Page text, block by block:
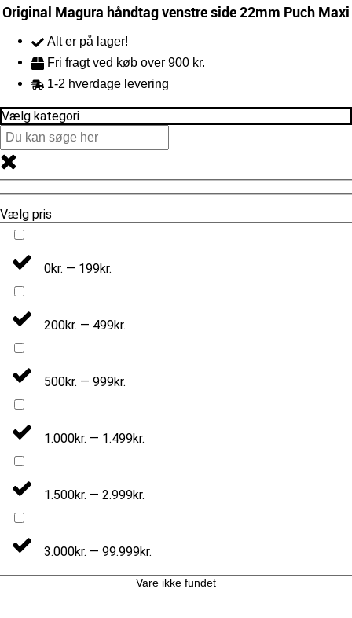
Original Magura håndtag venstre side 22mm Puch Maxi
Alt er på lager!
Fri fragt ved køb over 900 kr.
1-2 hverdage levering
Vælg kategori
Vælg pris
0kr. — 199kr.
200kr. — 499kr.
500kr. — 999kr.
1.000kr. — 1.499kr.
1.500kr. — 2.999kr.
3.000kr. — 99.999kr.
Vare ikke fundet